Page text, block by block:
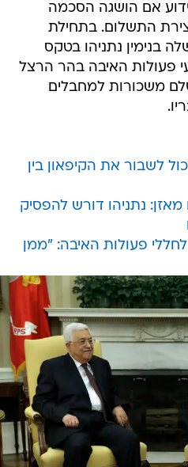
אם הושגה הסכמה
התשלום. בתחילת
בנימין נתניהו בטקס
פעולות האיבה בהר הרצל
משכורות למחבלים
לשבור את הקיפאון בין
נתניהו דורש להפסיק
פעולות האיבה: "ממן